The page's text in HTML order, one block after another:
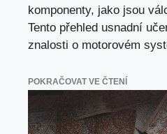
komponenty, jako jsou
Tento přehled usnadní
znalosti o motorovém
POKRAČOVAT VE ČTENÍ